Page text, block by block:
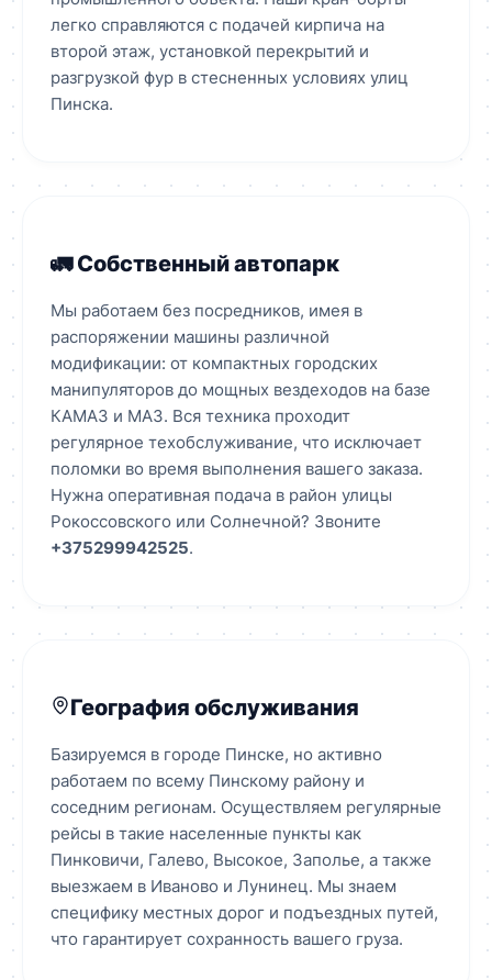
легко справляются с подачей кирпича на
второй этаж, установкой перекрытий и
разгрузкой фур в стесненных условиях улиц
Пинска.
🚛 Собственный автопарк
Мы работаем без посредников, имея в
распоряжении машины различной
модификации: от компактных городских
манипуляторов до мощных вездеходов на базе
КАМАЗ и МАЗ. Вся техника проходит
регулярное техобслуживание, что исключает
поломки во время выполнения вашего заказа.
Нужна оперативная подача в район улицы
Рокоссовского или Солнечной? Звоните
+375299942525.
География обслуживания
Базируемся в городе Пинске, но активно
работаем по всему Пинскому району и
соседним регионам. Осуществляем регулярные
рейсы в такие населенные пункты как
Пинковичи, Галево, Высокое, Заполье, а также
выезжаем в Иваново и Лунинец. Мы знаем
специфику местных дорог и подъездных путей,
что гарантирует сохранность вашего груза.